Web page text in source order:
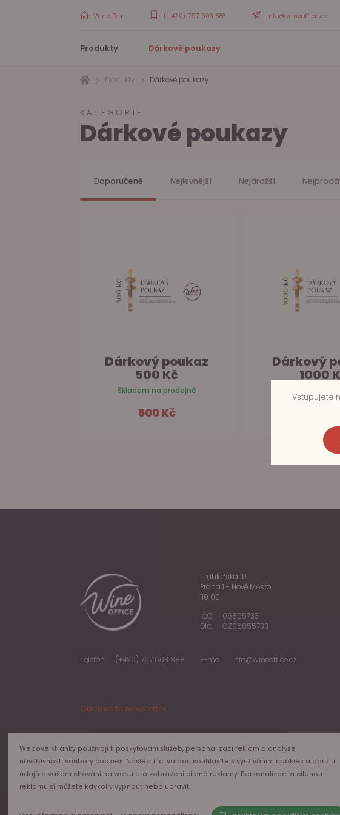
Wine Bar (+420) 797 603 888 info@wineoffice.cz
Produkty Dárkové poukazy
Produkty Dárkové poukazy
KATEGORIE
Dárkové poukazy
Doporučené Nejlevnější Nejdražší
Dárkový poukaz
500 Kč
Skladem na prodejně
500 Kč
Dárkový
1000
1 000
Truhlářská 10
Praha 1 - Nové Město
110 00
IČO:
06855733
DIČ:
CZ06855733
Telefon: (+420) 797 603 888 E-mai: info@wineoffice.cz
Odebírejte newsletter
Váš E-Mail
Zásady ochrany osobních údajů a zásady cookies
Webové stránky používají k poskytování služeb, personalizaci reklam a analýze
návštěvnosti soubory cookies. Následující volbou souhlasíte s využíváním cookies a použití
údajů o vašem chování na webu pro zobrazení cílené reklamy. Personalizaci a cílenou
reklamu si můžete kdykoliv vypnout nebo upravit.
Vstupujete